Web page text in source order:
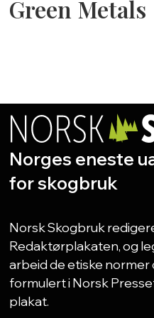
Green Metals
Norges eneste
for skogbruk
Norsk Skogbruk
Redaktørplakaten, og
arbeid de etiske normer
formulert i Norsk
plakat.